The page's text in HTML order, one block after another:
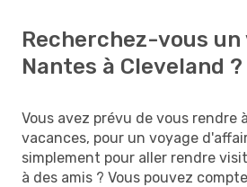
Recherchez-vous un
Nantes à Cleveland ?
Vous avez prévu de vous rendre
vacances, pour un voyage
simplement pour aller rendre
à des amis ? Vous pouvez